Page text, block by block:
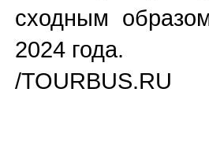
сходным
2024 года.
/TOURBUS.RU